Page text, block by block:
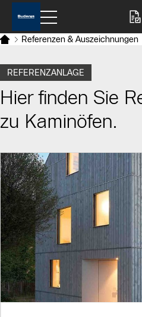
Referenzen & Auszeichnungen
REFERENZANLAGE
Hier finden Sie
zu Kaminöfen.